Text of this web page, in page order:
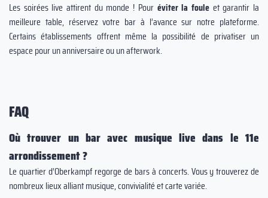
Les soirées live attirent du monde ! Pour éviter la fouleet garantir la
meilleure table, réservez votre bar à l’avance sur notre plateforme.
Certains établissements offrent même la possibilité de privatiser un
espace pour un anniversaire ou un afterwork.
FAQ
Où trouver un bar avec musique live dans le 11e
arrondissement ?
Le quartier d’Oberkampf regorge de bars à concerts. Vous y trouverez de
nombreux lieux alliant musique, convivialité et carte variée.